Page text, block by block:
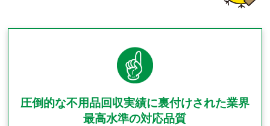
圧倒的な不用品回収実績に裏付けされた業界
最高水準の対応品質